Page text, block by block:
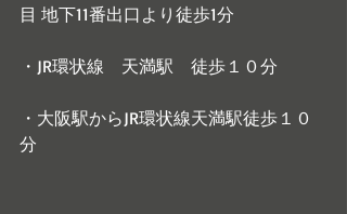
目 地下11番出口より徒歩1分
・JR環状線　天満駅　徒歩１０分
・大阪駅からJR環状線天満駅徒歩１０
分